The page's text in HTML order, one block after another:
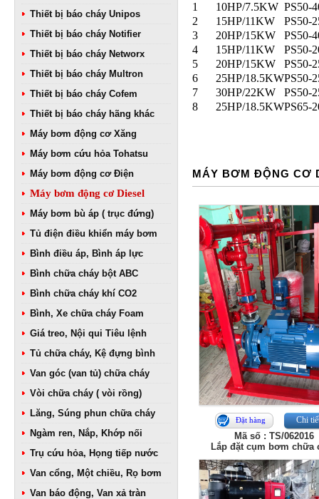
Thiết bị báo cháy Unipos
Thiết bị báo cháy Notifier
Thiết bị báo cháy Networx
Thiết bị báo cháy Multron
Thiết bị báo cháy Cofem
Thiết bị báo cháy hãng khác
Máy bơm động cơ Xăng
Máy bơm cứu hỏa Tohatsu
Máy bơm động cơ Điện
Máy bơm động cơ Diesel
Máy bơm bù áp ( trục đứng)
Tủ điện điều khiển máy bơm
Bình điều áp, Bình áp lực
Bình chữa cháy bột ABC
Bình chữa cháy khí CO2
Bình, Xe chữa cháy Foam
Giá treo, Nội qui Tiêu lệnh
Tủ chữa cháy, Kệ đựng bình
Van góc (van tủ) chữa cháy
Vòi chữa cháy ( vòi rồng)
Lăng, Súng phun chữa cháy
Ngàm ren, Nắp, Khớp nối
Trụ cứu hỏa, Họng tiếp nước
Van cổng, Một chiều, Rọ bơm
Van báo động, Van xả tràn
1
10HP/7.5KW PS50-
2
15HP/11KW
PS50-
3
20HP/15KW
PS50-
4
15HP/11KW
PS50-
5
20HP/15KW
PS50-
6
25HP/18.5KWPS50-
7
30HP/22KW
PS50-
8
25HP/18.5KWPS65-
MÁY BƠM ĐỘNG CƠ
Đặt hàng Chi
Mã số : TS/062016
Lắp đặt cụm bơm chữa